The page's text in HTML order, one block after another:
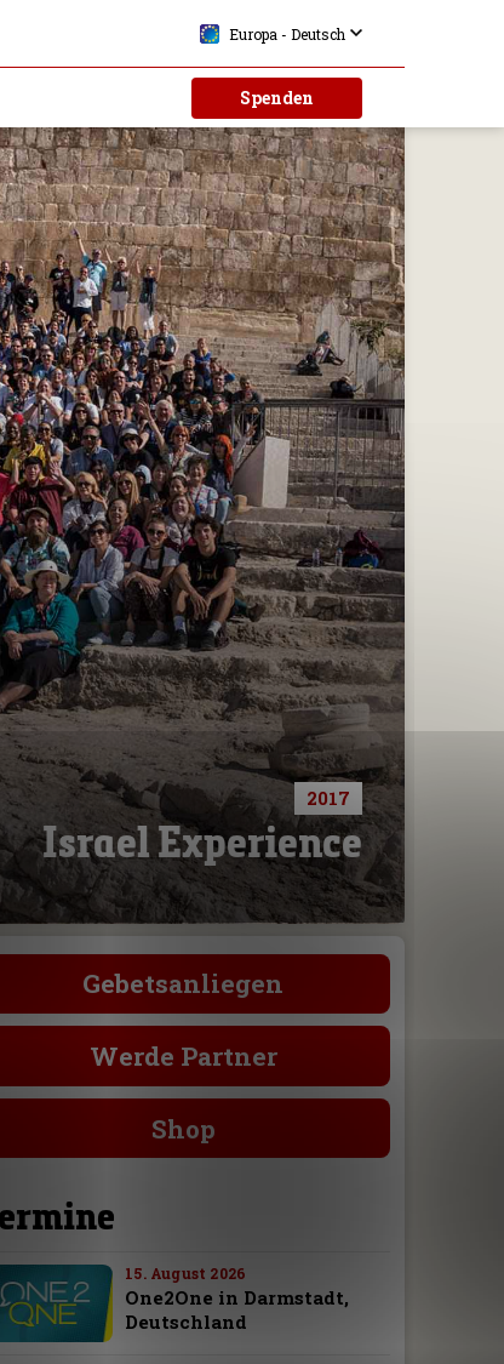
Spenden
Europa - Deutsch
2017
Israel Experience
Gebetsanliegen
Werde Partner
Shop
15. August 2026
One2One in Darmstadt,
Deutschland